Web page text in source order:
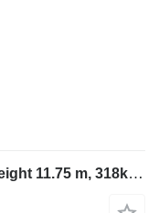
Genie GS3246 Electric, Working Height 11.75 m, 318kg Cap